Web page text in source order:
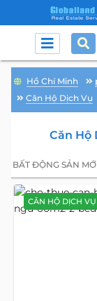
Hồ Chí Minh
Căn Hộ Dịch Vụ
Căn Hộ
BẤT ĐỘNG SẢN
CĂN HỘ DỊCH VỤ